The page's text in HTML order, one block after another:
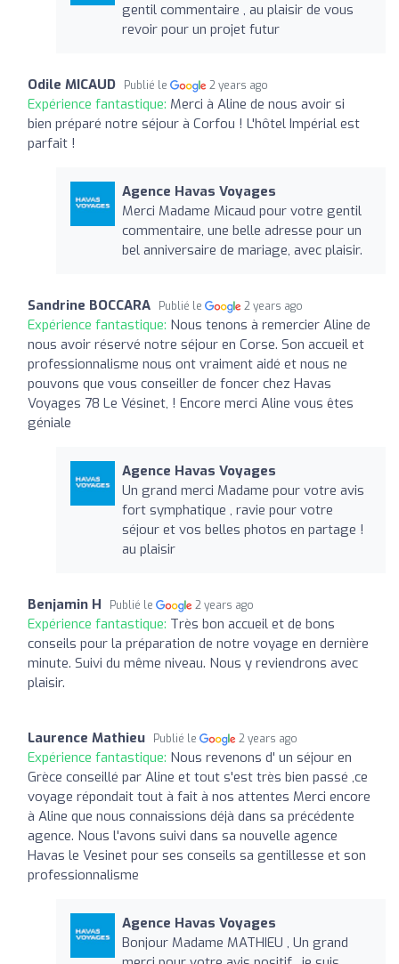
gentil commentaire , au plaisir de vous
revoir pour un projet futur
Odile MICAUD Publié le 2 years ago
Expérience fantastique: Merci à Aline de nous avoir si
bien préparé notre séjour à Corfou ! L'hôtel Impérial est
parfait !
Agence Havas Voyages
Merci Madame Micaud pour votre gentil
commentaire, une belle adresse pour un
bel anniversaire de mariage, avec plaisir.
Sandrine BOCCARA Publié le 2 years ago
Expérience fantastique: Nous tenons à remercier Aline de
nous avoir réservé notre séjour en Corse. Son accueil et
professionnalisme nous ont vraiment aidé et nous ne
pouvons que vous conseiller de foncer chez Havas
Voyages 78 Le Vésinet, ! Encore merci Aline vous êtes
géniale
Agence Havas Voyages
Un grand merci Madame pour votre avis
fort symphatique , ravie pour votre
séjour et vos belles photos en partage !
au plaisir
Benjamin H Publié le 2 years ago
Expérience fantastique: Très bon accueil et de bons
conseils pour la préparation de notre voyage en dernière
minute. Suivi du même niveau. Nous y reviendrons avec
plaisir.
Laurence Mathieu Publié le 2 years ago
Expérience fantastique: Nous revenons d' un séjour en
Grèce conseillé par Aline et tout s'est très bien passé ,ce
voyage répondait tout à fait à nos attentes Merci encore
à Aline que nous connaissions déjà dans sa précédente
agence. Nous l'avons suivi dans sa nouvelle agence
Havas le Vesinet pour ses conseils sa gentillesse et son
professionnalisme
Agence Havas Voyages
Bonjour Madame MATHIEU , Un grand